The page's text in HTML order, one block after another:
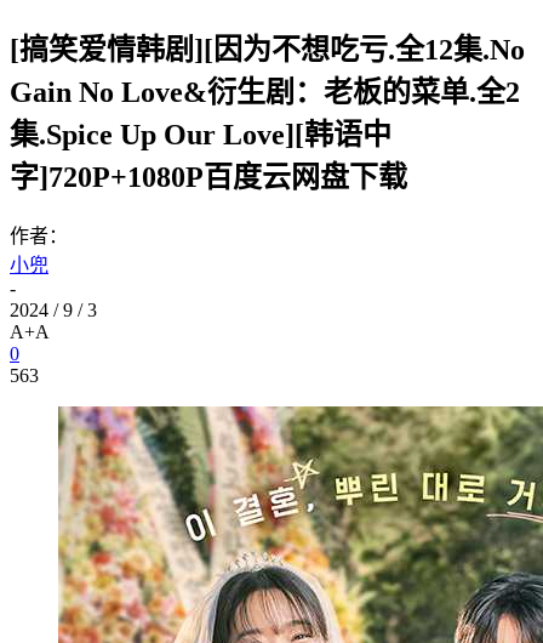
[搞笑爱情韩剧][因为不想吃亏.全12集.No
Gain No Love&衍生剧：老板的菜单.全2
集.Spice Up Our Love][韩语中
字]720P+1080P百度云网盘下载
作者：
小兜
-
2024 / 9 / 3
A+A
0
563